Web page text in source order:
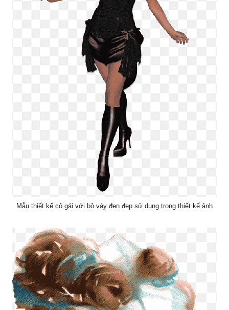
Mẫu thiết kế cô gái với bộ váy đẹn đẹp sử dụng trong thiết kế ảnh